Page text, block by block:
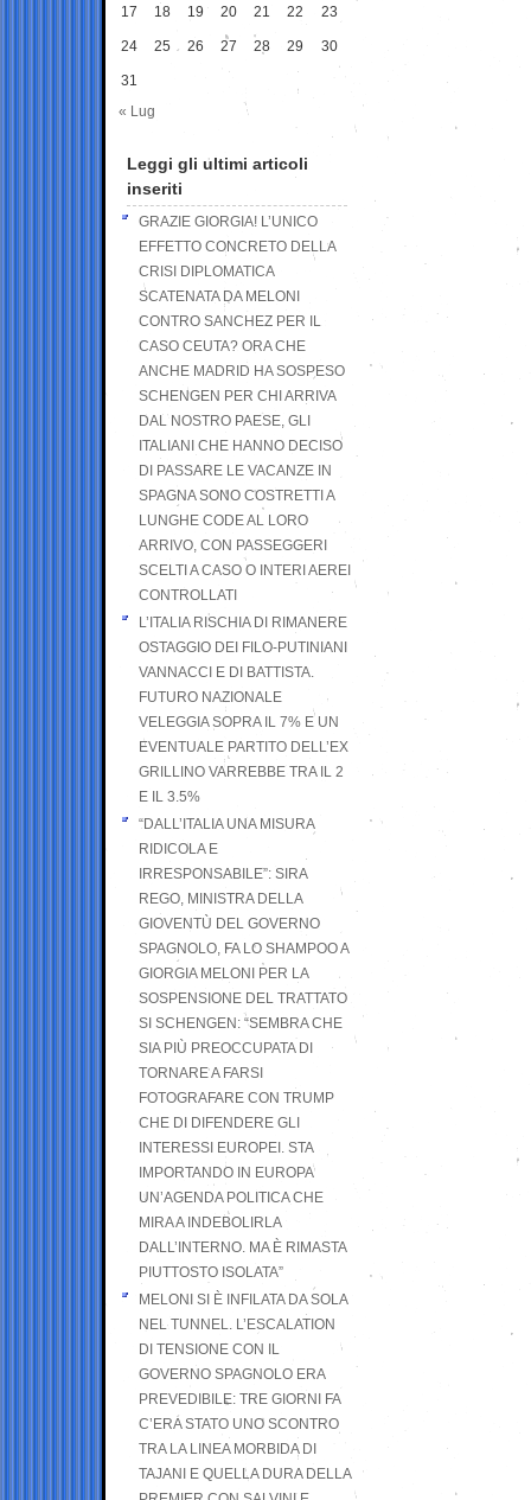
17 18 19 20 21 22 23
24 25 26 27 28 29 30
31
« Lug
Leggi gli ultimi articoli
inseriti
GRAZIE GIORGIA! L’UNICO
EFFETTO CONCRETO DELLA
CRISI DIPLOMATICA
SCATENATA DA MELONI
CONTRO SANCHEZ PER IL
CASO CEUTA? ORA CHE
ANCHE MADRID HA SOSPESO
SCHENGEN PER CHI ARRIVA
DAL NOSTRO PAESE, GLI
ITALIANI CHE HANNO DECISO
DI PASSARE LE VACANZE IN
SPAGNA SONO COSTRETTI A
LUNGHE CODE AL LORO
ARRIVO, CON PASSEGGERI
SCELTI A CASO O INTERI AEREI
CONTROLLATI
L’ITALIA RISCHIA DI RIMANERE
OSTAGGIO DEI FILO-PUTINIANI
VANNACCI E DI BATTISTA.
FUTURO NAZIONALE
VELEGGIA SOPRA IL 7% E UN
EVENTUALE PARTITO DELL’EX
GRILLINO VARREBBE TRA IL 2
E IL 3.5%
“DALL’ITALIA UNA MISURA
RIDICOLA E
IRRESPONSABILE”: SIRA
REGO, MINISTRA DELLA
GIOVENTÙ DEL GOVERNO
SPAGNOLO, FA LO SHAMPOO A
GIORGIA MELONI PER LA
SOSPENSIONE DEL TRATTATO
SI SCHENGEN: “SEMBRA CHE
SIA PIÙ PREOCCUPATA DI
TORNARE A FARSI
FOTOGRAFARE CON TRUMP
CHE DI DIFENDERE GLI
INTERESSI EUROPEI. STA
IMPORTANDO IN EUROPA
UN’AGENDA POLITICA CHE
MIRA A INDEBOLIRLA
DALL’INTERNO. MA È RIMASTA
PIUTTOSTO ISOLATA”
MELONI SI È INFILATA DA SOLA
NEL TUNNEL. L’ESCALATION
DI TENSIONE CON IL
GOVERNO SPAGNOLO ERA
PREVEDIBILE: TRE GIORNI FA
C’ERA STATO UNO SCONTRO
TRA LA LINEA MORBIDA DI
TAJANI E QUELLA DURA DELLA